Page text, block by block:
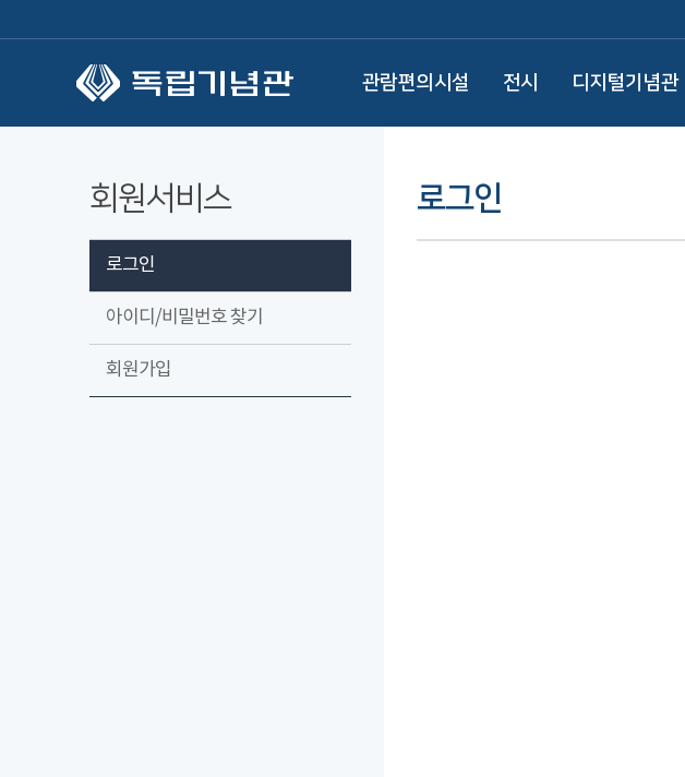
관람편의시설 전시 디지털기념관
회원서비스
로그인
아이디/비밀번호 찾기
회원가입
로그인